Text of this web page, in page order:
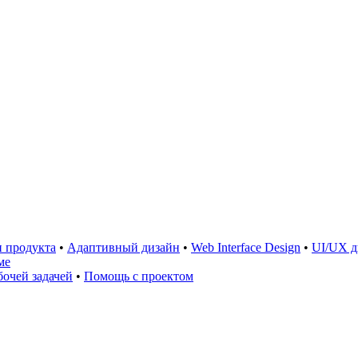
продукта • Адаптивный дизайн • Web Interface Design • UI/UX
задачей • Помощь с проектом